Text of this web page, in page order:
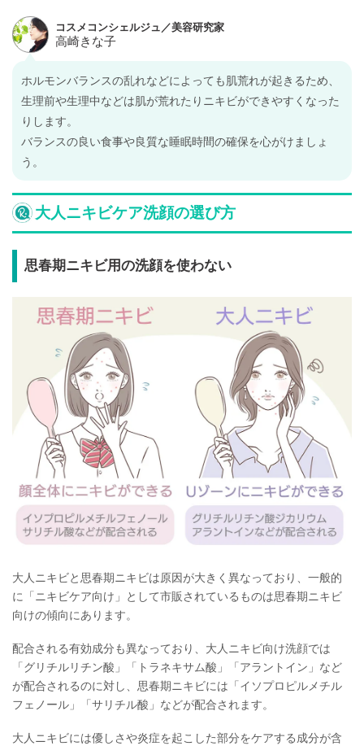
ホルモンバランスの乱れなどによっても肌荒れが起きるため、
生理前や生理中などは肌が荒れたりニキビができやすくなった
りします。
バランスの良い食事や良質な睡眠時間の確保を心がけましょ
う。
大人ニキビケア洗顔の選び方
思春期ニキビ用の洗顔を使わない
大人ニキビと思春期ニキビは原因が大きく異なっており、一般的
に「ニキビケア向け」として市販されているものは思春期ニキビ
向けの傾向にあります。
配合される有効成分も異なっており、大人ニキビ向け洗顔では
「グリチルリチン酸」「トラネキサム酸」「アラントイン」など
が配合されるのに対し、思春期ニキビには「イソプロピルメチル
フェノール」「サリチル酸」などが配合されます。
大人ニキビには優しさや炎症を起こした部分をケアする成分が含